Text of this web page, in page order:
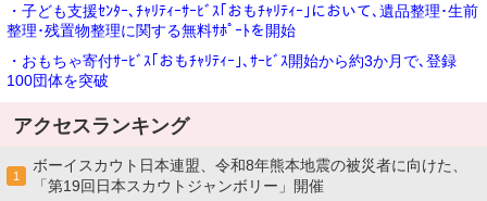
・子ども支援ｾﾝﾀｰ､ﾁｬﾘﾃｨｰｻｰﾋﾞｽ｢おもﾁｬﾘﾃｨｰ｣において､遺品整理･生前
整理･残置物整理に関する無料ｻﾎﾟｰﾄを開始
・おもちゃ寄付ｻｰﾋﾞｽ｢おもﾁｬﾘﾃｨｰ｣､ｻｰﾋﾞｽ開始から約3か月で､登録
100団体を突破
アクセスランキング
1
ボーイスカウト日本連盟、令和8年熊本地震の被災者に向けた、
「第19回日本スカウトジャンボリー」開催